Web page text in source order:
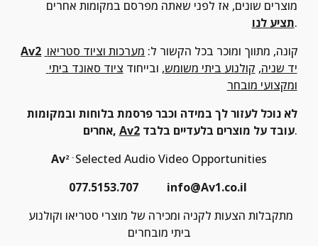
מוצרים שונים, אז לפני שאתה מפרסם במקומות אחרים
תציע לנו.
Av2
קונה, מתווך ומוכר בכל הקשור ל:
יד שניה, קולנוע ביתי משומש, ובייחוד
ומקצועי מובחר
אחרים, Av2 עובד על מוצרים בלעדיים בלבד.
Av2 - Selected Audio Video Opportunities
077.5153.707          info@Av1.co.il
ביתי מובחרים